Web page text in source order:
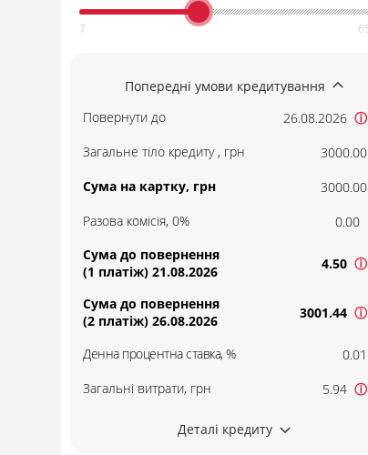
Попередні умови кредитування
Повернути до
26.08.2026 ⓘ
Загальне тіло кредиту , грн
3000.00
Сума на картку, грн
3000.00
Разова комісія, 0%
0.00
Сума до повернення
(1 платіж) 21.08.2026
4.50 ⓘ
Сума до повернення
(2 платіж) 26.08.2026
3001.44 ⓘ
Денна процентна ставка, %
0.01
Загальні витрати, грн
5.94 ⓘ
Деталі кредиту